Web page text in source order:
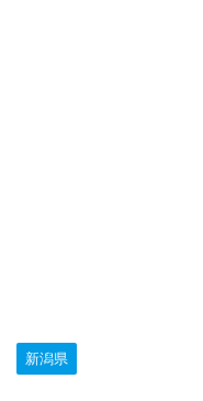
新潟県